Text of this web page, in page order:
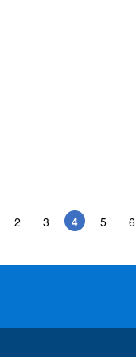
2 3 4 5 6